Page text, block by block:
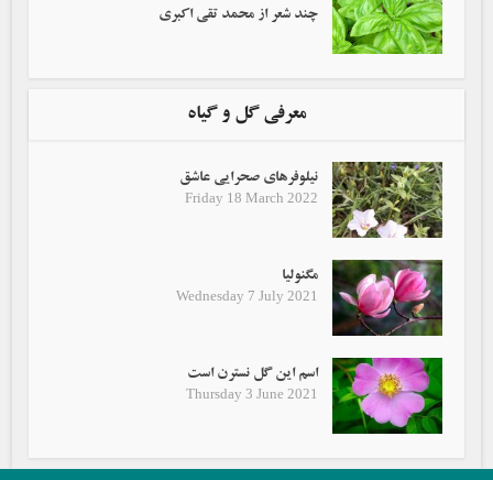
چند شعر از محمد تقی اکبری
معرفی گل و گیاه
نیلوفرهای صحرایی عاشق
Friday 18 March 2022
مگنولیا
Wednesday 7 July 2021
اسم این گل نسترن است
Thursday 3 June 2021